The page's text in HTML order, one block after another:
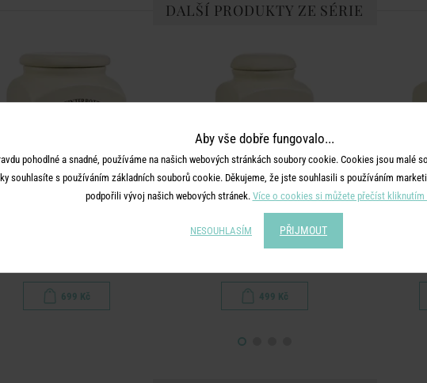
DALŠÍ PRODUKTY ZE SÉRIE
699 Kč
MRS. WINTERBOTTOM'S
499 Kč
Aby vše dobře fungovalo...
pohodlné a snadné, používáme na našich webových stránkách soubory cookie. Cookies jsou malé
souhlasíte s používáním základních souborů cookie. Děkujeme, že jste souhlasili s používáním
podpořili vývoj našich webových stránek. Více o cookies si můžete přečíst kliknutím
NESOUHLASÍM PŘIJMOUT